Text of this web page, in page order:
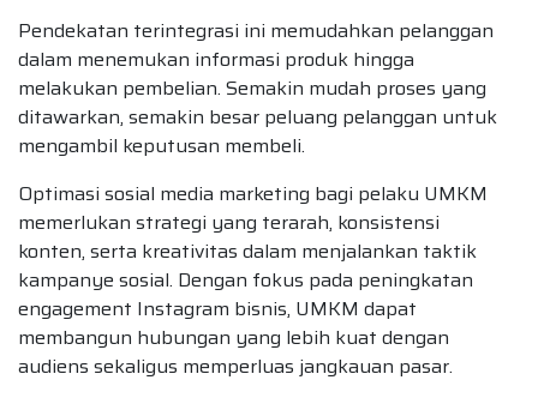
Pendekatan terintegrasi ini memudahkan pelanggan
dalam menemukan informasi produk hingga
melakukan pembelian. Semakin mudah proses yang
ditawarkan, semakin besar peluang pelanggan untuk
mengambil keputusan membeli.
Optimasi sosial media marketing bagi pelaku UMKM
memerlukan strategi yang terarah, konsistensi
konten, serta kreativitas dalam menjalankan taktik
kampanye sosial. Dengan fokus pada peningkatan
engagement Instagram bisnis, UMKM dapat
membangun hubungan yang lebih kuat dengan
audiens sekaligus memperluas jangkauan pasar.